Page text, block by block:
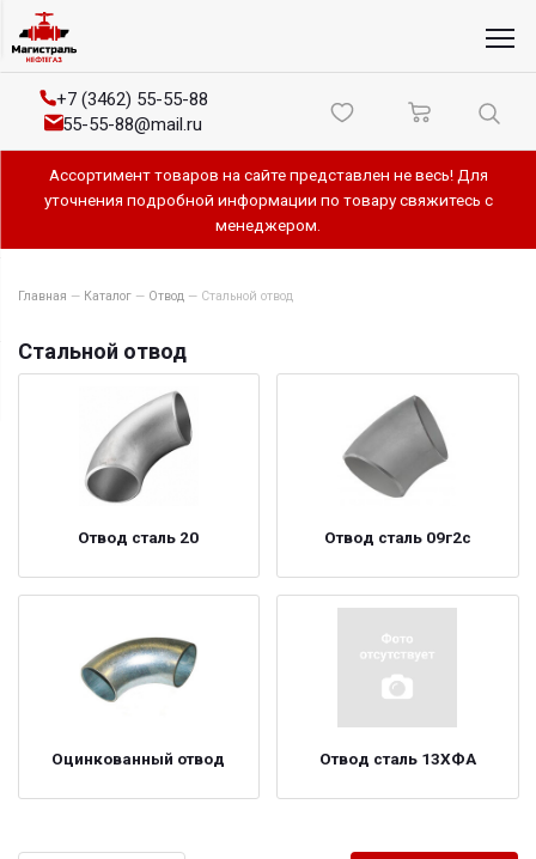
+7 (3462) 55-55-88
55-55-88@mail.ru
Ассортимент товаров на сайте представлен не весь! Для
уточнения подробной информации по товару свяжитесь с
менеджером.
Главная — Каталог — Отвод — Стальной отвод
Стальной отвод
Отвод сталь 20 Отвод сталь 09г2с
Оцинкованный отвод Отвод сталь 13ХФА